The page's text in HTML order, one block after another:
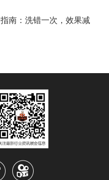
南：洗错一次，效果减